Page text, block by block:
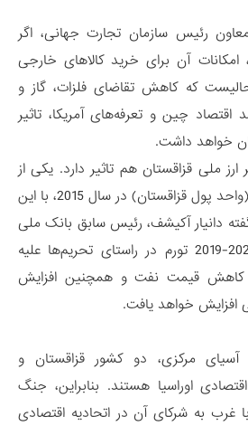
معاون رئیس سازمان تجارت جهانی، اگر
آن برای خرید کالاهای خارجی
که کاهش تقاضای فلزات، گاز و
چین و تعرفه‌های آمریکا، تاثیر
خواهد داشت.
ملی قزاقستان هم تاثیر دارد. یکی از
دلایل کاهش ارزش "تنگه" (واحد پول قزاقستان) در سال 2015، با این
دانیار آکیشف، رئیس سابق بانک ملی
قزاقستان، در سال‌های 2020-2019 تورم در راستای تحریم‌ها علیه
کاهش قیمت نفت و همچنین افزایش
افزایش خواهد یافت.
آسیای مرکزی، دو کشور قزاقستان و
اوراسیا هستند. بنابراین، جنگ
غرب به شرکای آن در اتحادیه اقتصادی